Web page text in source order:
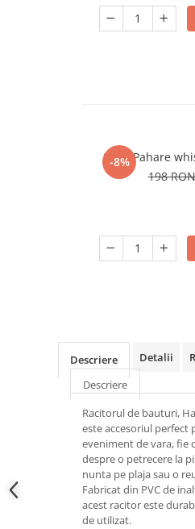
-8%
Set 6 Pahare
198
Descriere Detalii
Descriere
Racitorul de bauturi,
este accesoriul perfect
eveniment de vara, fie
despre o petrecere la
nunta pe plaja sau o
Fabricat din PVC de
acest racitor este
de utilizat.